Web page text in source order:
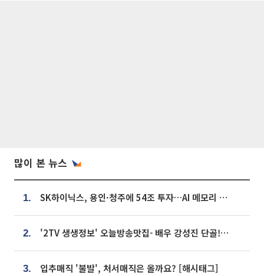
많이 본 뉴스
1. SK하이닉스, 용인·청주에 54조 투자…AI 메모리 생산기지 키운다
2. '2TV 생생정보' 오늘방송맛집- 배우 강성진 단골! 쌀국수ㆍ푸팟퐁 커리 맛집 '블○○○'
3. 입추매직 '불발', 처서매직은 올까요? [해시태그]